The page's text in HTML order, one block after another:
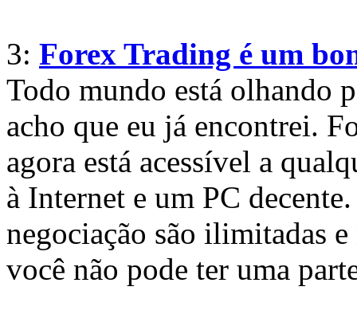
3: Forex Trading é um
Todo mundo está olhando
acho que eu já encontrei.
agora está acessível a
à Internet e um PC
negociação são ilimitadas
você não pode ter uma